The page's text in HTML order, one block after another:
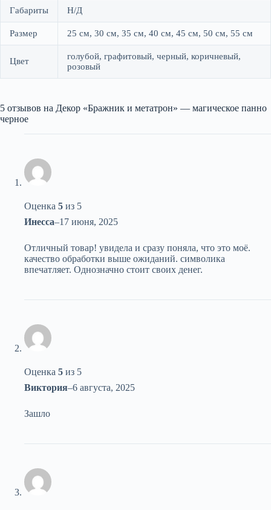
Габариты Н/Д
Размер 25 см, 30 см, 35 см, 40 см, 45 см, 50 см, 55 см
Цвет
голубой, графитовый, черный, коричневый,
розовый
5 отзывов на Декор «Бражник и метатрон» — магическое панно
черное
Оценка 5 из 5
Инесса–17 июня, 2025
Отличный товар! увидела и сразу поняла, что это моё.
качество обработки выше ожиданий. символика
впечатляет. Однозначно стоит своих денег.
Оценка 5 из 5
Виктория–6 августа, 2025
Зашло